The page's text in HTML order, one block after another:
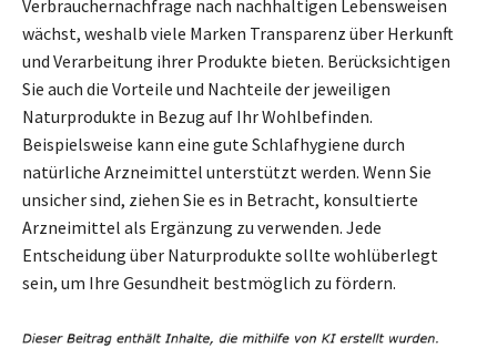
Verbrauchernachfrage nach nachhaltigen Lebensweisen
wächst, weshalb viele Marken Transparenz über Herkunft
und Verarbeitung ihrer Produkte bieten. Berücksichtigen
Sie auch die Vorteile und Nachteile der jeweiligen
Naturprodukte in Bezug auf Ihr Wohlbefinden.
Beispielsweise kann eine gute Schlafhygiene durch
natürliche Arzneimittel unterstützt werden. Wenn Sie
unsicher sind, ziehen Sie es in Betracht, konsultierte
Arzneimittel als Ergänzung zu verwenden. Jede
Entscheidung über Naturprodukte sollte wohlüberlegt
sein, um Ihre Gesundheit bestmöglich zu fördern.